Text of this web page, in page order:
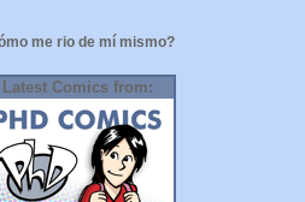
me rio de mí mismo?
Latest Comics from: